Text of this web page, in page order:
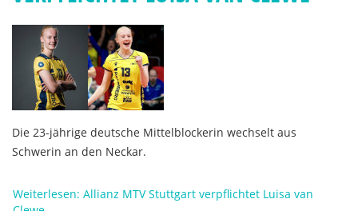
Die 23-jährige deutsche Mittelblockerin wechselt aus
Schwerin an den Neckar.
Weiterlesen: Allianz MTV Stuttgart verpflichtet Luisa van